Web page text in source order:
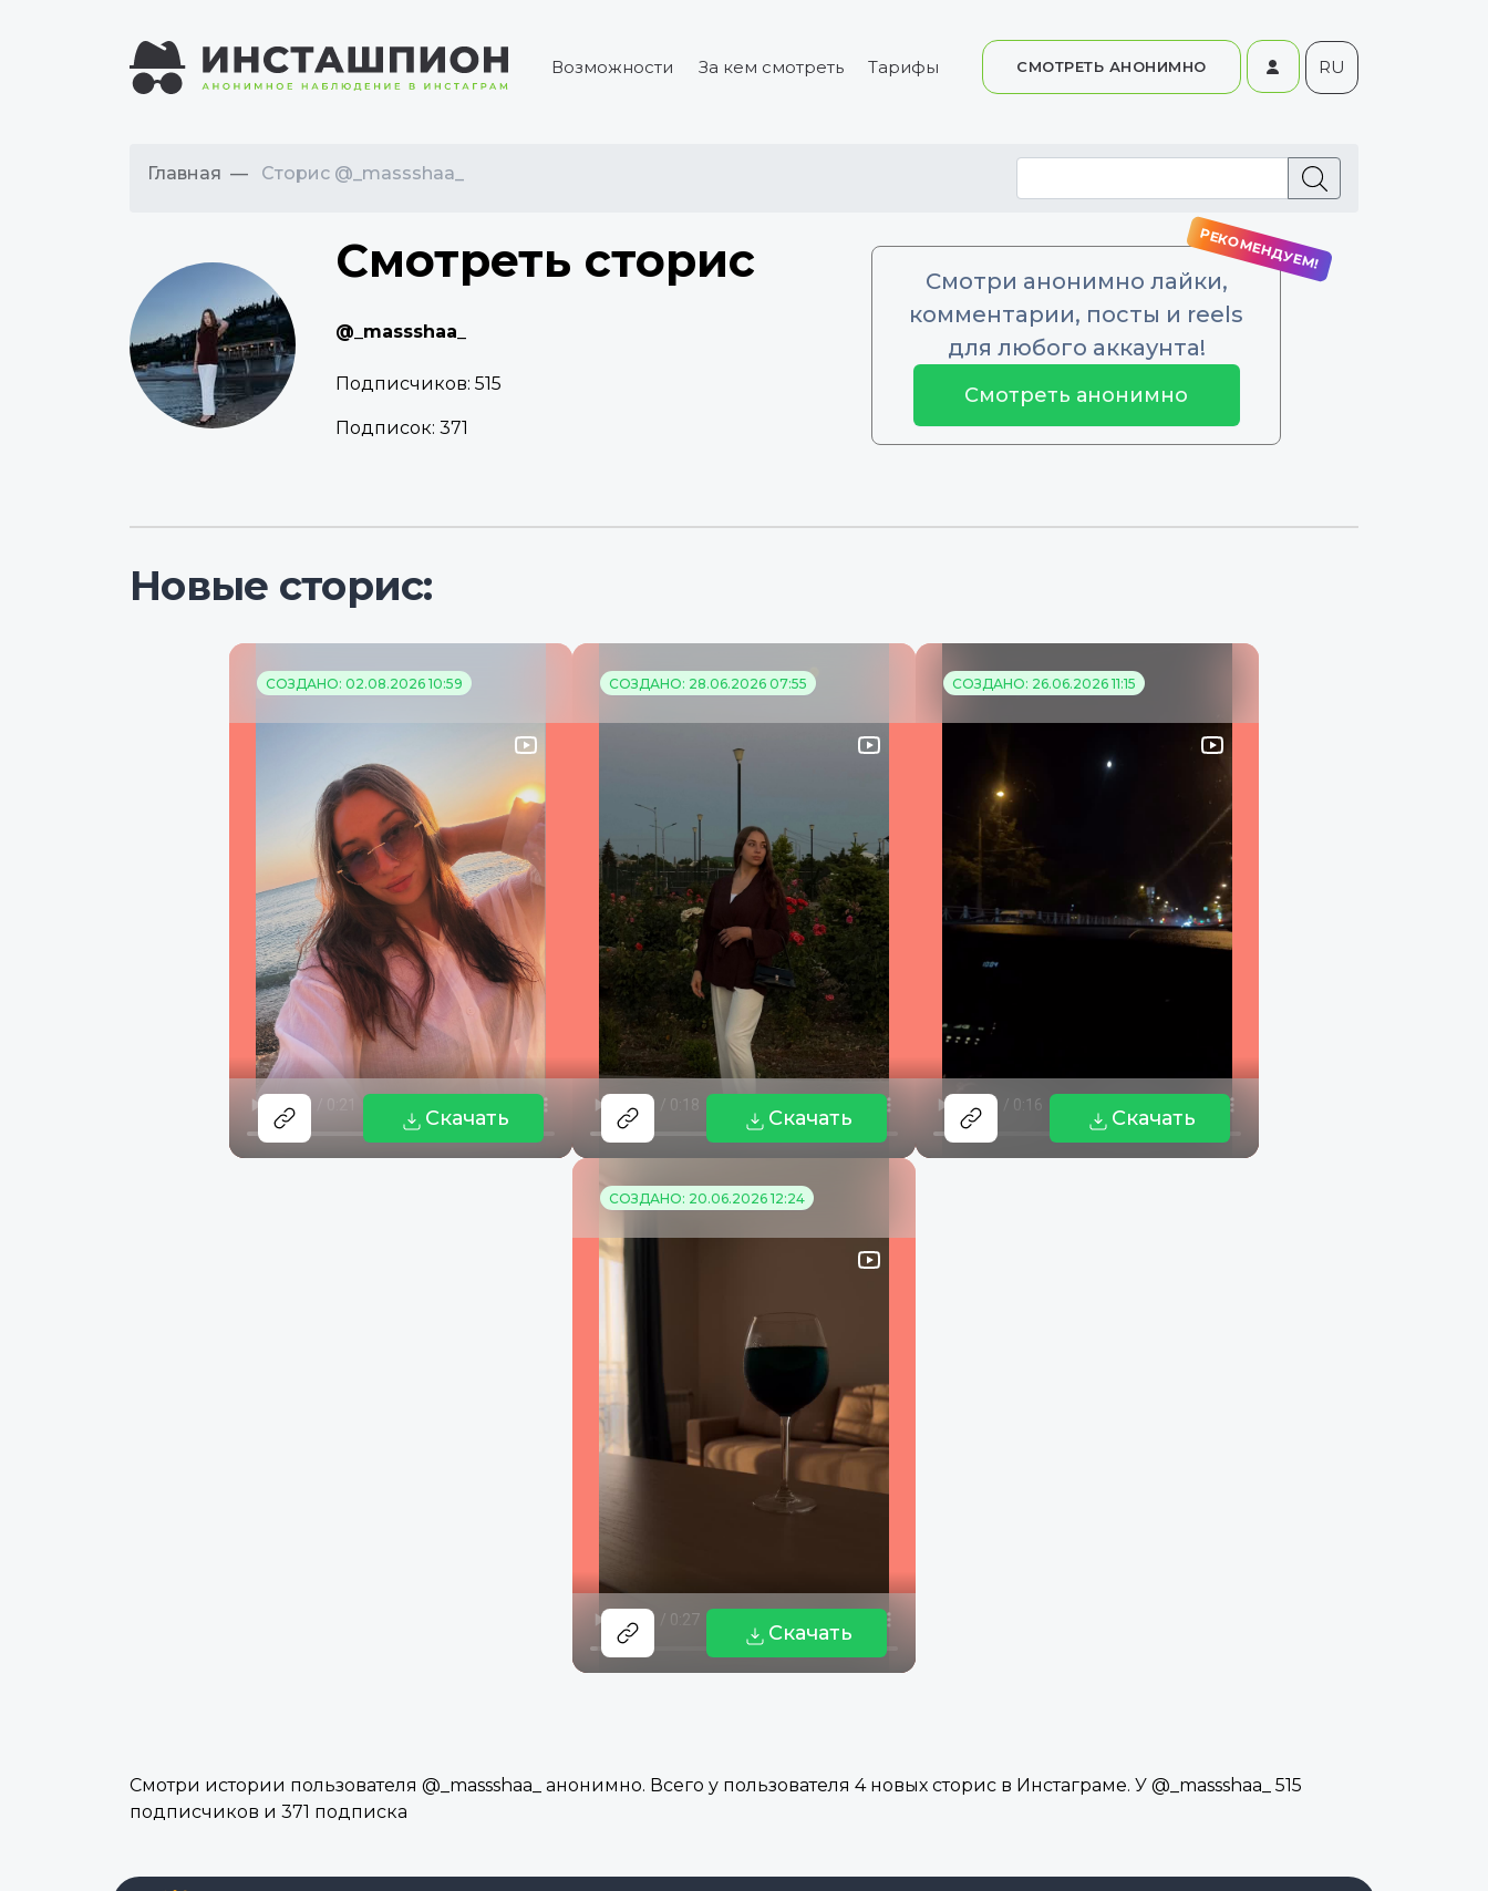
Возможности За кем смотреть Тарифы СМОТРЕТЬ АНОНИМНО RU
Главная Сторис @_massshaa_
Смотреть сторис
@_massshaa_
Подписчиков: 515
Подписок: 371
Смотри анонимно лайки,
комментарии, посты и reels
для любого аккаунта!
Смотреть анонимно
Новые сторис:
СОЗДАНО: 02.08.2026 10:59
Скачать
СОЗДАНО: 28.06.2026 07:55
Скачать
СОЗДАНО: 26.06.2026 11:15
Скачать
СОЗДАНО: 20.06.2026 12:24
Скачать
Смотри истории пользователя @_massshaa_ анонимно. Всего у пользователя 4 новых сторис в Инстаграме. У @_massshaa_ 515
подписчиков и 371 подписка